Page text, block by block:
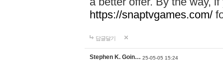
https://snaptvgames.com/
답글달기
Stephen K. Goin… 25-05-05 15:24